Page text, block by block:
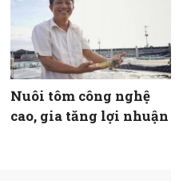
Nuôi tôm công nghệ
cao, gia tăng lợi nhuận